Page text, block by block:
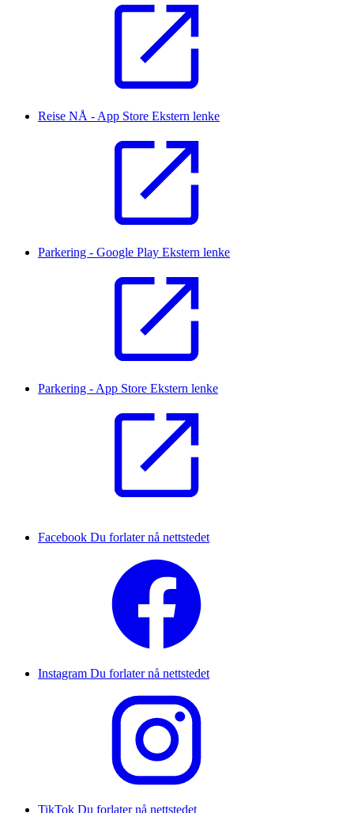
Reise NÅ - App Store Ekstern lenke
Parkering - Google Play Ekstern lenke
Parkering - App Store Ekstern lenke
Facebook Du forlater nå nettstedet
Instagram Du forlater nå nettstedet
TikTok Du forlater nå nettstedet